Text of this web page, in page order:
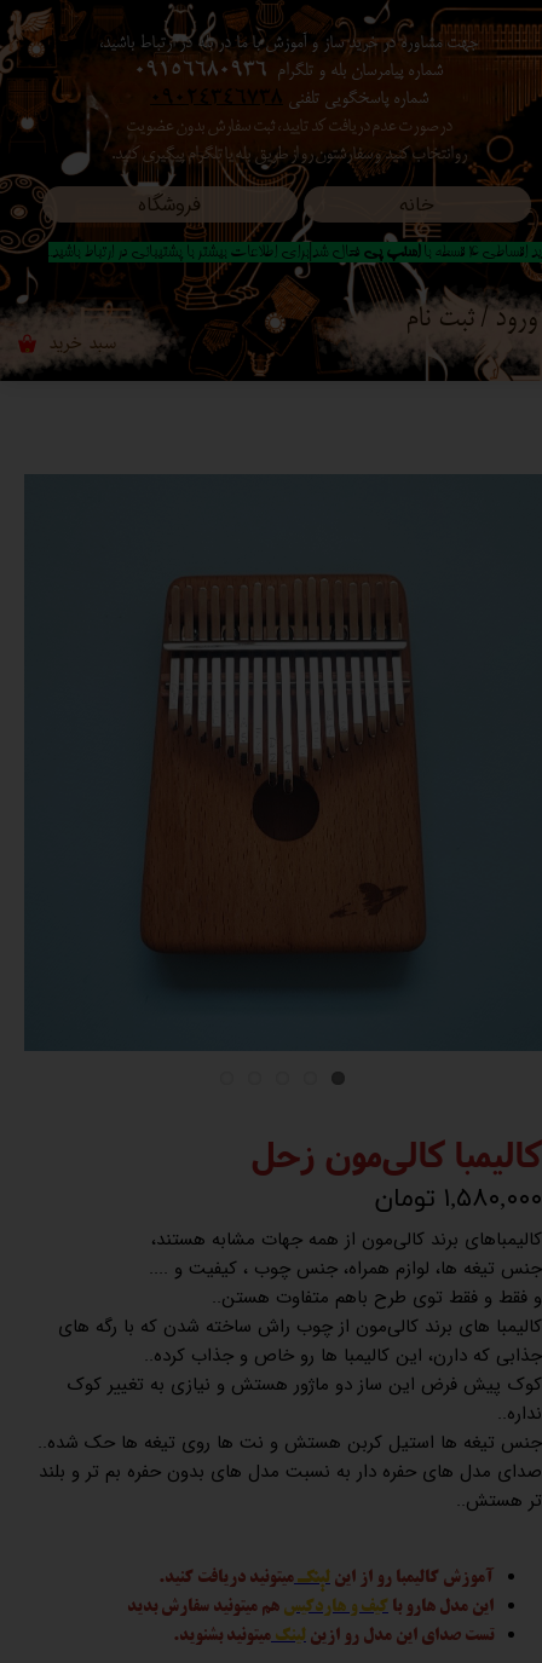
خانه فروشگاه
جهت مشاوره در خرید ساز و آموزش با ما در بله در ارتباط باشید،
شماره پیامرسان بله و تلگرام 09156680936
شماره پاسخگویی تلفنی 09024346738
در صورت عدم دریافت کد تایید ، ثبت سفارش بدون عضویت
رو انتخاب کنید ​​​​​​​ و سفارشتون رو از طریق بله یا تلگرام پیگیری کنید.
۰ سبد خرید
ورود / ثبت نام
حساب کاربری من
تغییر گذر واژه
سفارشات
خروج از حساب کاربری
اقساطی 4 قسطه با اسنپ پی فعال شد|برای اطلاعات بیشتر با پشتیبانی در ارتباط باشید..
کالیمبا کالی‌مون زحل
۱,۵۸۰,۰۰۰ تومان
کالیمباهای برند کالی‌مون از همه جهات مشابه هستند،
جنس تیغه ها، لوازم همراه، جنس چوب ، کیفیت و ....
و فقط و فقط توی طرح باهم متفاوت هستن..
کالیمبا های برند کالی‌مون از چوب راش ساخته شدن که با رگه های
جذابی که دارن، این کالیمبا ها رو خاص و جذاب کرده..
کوک پیش فرض این ساز دو ماژور هستش و نیازی به تغییر کوک
نداره..
جنس تیغه ها استیل کربن هستش و نت ها روی تیغه ها حک شده..
صدای مدل های حفره دار به نسبت مدل های بدون حفره بم تر و بلند
تر هستش..
آموزش کالیمبا رو از اینلینکمیتونید دریافت کنید.
این مدل هارو باکیف و هاردکیس هم میتونید سفارش بدید
تست صدای این مدل رو ازینلینکمیتونید بشنوید.